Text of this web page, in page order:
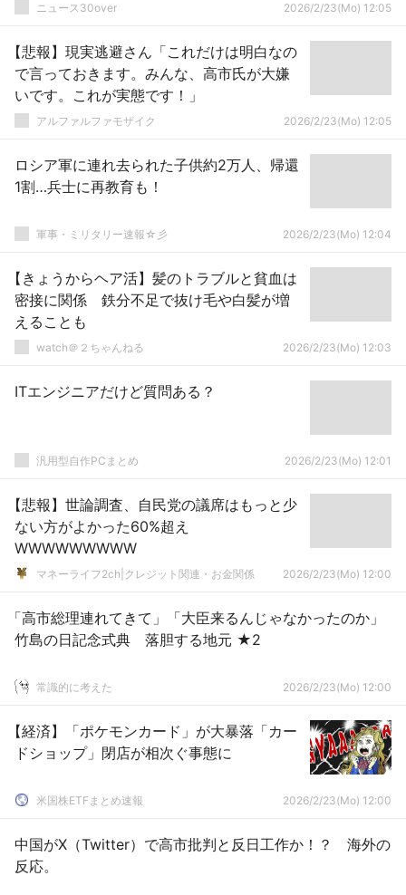
ニュース30over 2026/2/23(Mo) 12:05
【悲報】現実逃避さん「これだけは明白なの
で言っておきます。みんな、高市氏が大嫌
いです。これが実態です！」
アルファルファモザイク 2026/2/23(Mo) 12:05
ロシア軍に連れ去られた子供約2万人、帰還
1割…兵士に再教育も！
軍事・ミリタリー速報☆彡 2026/2/23(Mo) 12:04
【きょうからヘア活】髪のトラブルと貧血は
密接に関係 鉄分不足で抜け毛や白髪が増
えることも
watch＠２ちゃんねる 2026/2/23(Mo) 12:03
ITエンジニアだけど質問ある？
汎用型自作PCまとめ 2026/2/23(Mo) 12:01
【悲報】世論調査、自民党の議席はもっと少
ない方がよかった60%超え
WWWWWWWWW
マネーライフ2ch|クレジット関連・お金関係 2026/2/23(Mo) 12:00
「高市総理連れてきて」「大臣来るんじゃなかったのか」
竹島の日記念式典 落胆する地元 ★2
常識的に考えた 2026/2/23(Mo) 12:00
【経済】「ポケモンカード」が大暴落「カー
ドショップ」閉店が相次ぐ事態に
米国株ETFまとめ速報 2026/2/23(Mo) 12:00
中国がX（Twitter）で高市批判と反日工作か！？ 海外の
反応。